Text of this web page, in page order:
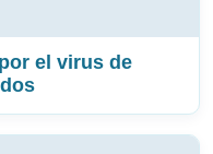
el virus de